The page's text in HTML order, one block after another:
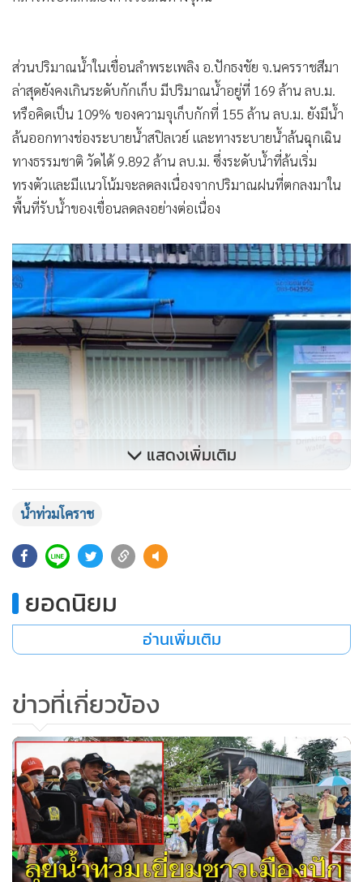
ส่วนปริมาณน้ำในเขื่อนลำพระเพลิง อ.ปักธงชัย จ.นครราชสีมา
ล่าสุดยังคงเกินระดับกักเก็บ มีปริมาณน้ำอยู่ที่ 169 ล้าน ลบ.ม.
หรือคิดเป็น 109% ของความจุเก็บกักที่ 155 ล้าน ลบ.ม. ยังมีน้ำ
ล้นออกทางช่องระบายน้ำสปิลเวย์ และทางระบายน้ำล้นฉุกเฉิน
ทางธรรมชาติ วัดได้ 9.892 ล้าน ลบ.ม. ซึ่งระดับน้ำที่ล้นเริ่ม
ทรงตัวและมีแนวโน้มจะลดลงเนื่องจากปริมาณฝนที่ตกลงมาใน
พื้นที่รับน้ำของเขื่อนลดลงอย่างต่อเนื่อง
ทางด้านอำเภอปากช่อง จ.นครราชสีมา มวลน้ำป่าจากอุทยาน
แห่งชาติเขาใหญ่ได้ไหลเข้าท่วมพื้นที่ อ.ปากช่องเป็นรอบที่สอง
ที่ ต.หมูสี ต.ขนงพระ ต่อเนื่องมาที่ ต.หนองน้ำแดง และลงมายัง
เขตเทศบาลเมืองปากช่อง ไหลต่อไปยัง ต.หนองสาหร่าย ต.จัน
ทึก ก่อนลงสู่อ่างเก็บน้ำลำตะคอง แต่การท่วมรอบที่สองนี้
ปริมาณน้ำไม่มากเท่ารอบแรก และประชาชนมีประสบการณ์ใน
การเตรียมความพร้อมทั้งการขนของขึ้นที่สูง และการอพยพคน
แสดงเพิ่มเติม
น้ำท่วมโคราช
ยอดนิยม
อ่านเพิ่มเติม
ข่าวที่เกี่ยวข้อง